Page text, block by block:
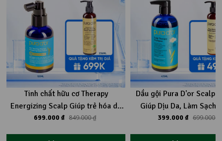
Tinh chất hữu cơ Therapy
Energizing Scalp Giúp trẻ hóa da
đầu - Giảm rụng tóc, mọc tóc chắc
699.000 ₫ 849.000 ₫
Dầu gội Pura D'or Scalp
Giúp Dịu Da, Làm Sạch
Dưỡng Ẩm 473ml
399.000 ₫ 699.000 ₫